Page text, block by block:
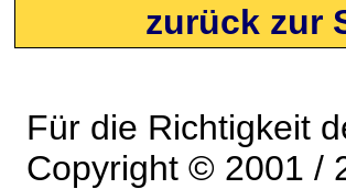
zurück zur
Für die Richtigkeit
Copyright © 2001 /